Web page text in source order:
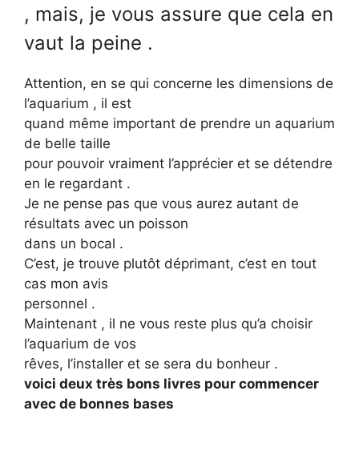
, mais, je vous assure que cela en
vaut la peine .
Attention, en se qui concerne les dimensions de
l’aquarium , il est
quand même important de prendre un aquarium
de belle taille
pour pouvoir vraiment l’apprécier et se détendre
en le regardant .
Je ne pense pas que vous aurez autant de
résultats avec un poisson
dans un bocal .
C’est, je trouve plutôt déprimant, c’est en tout
cas mon avis
personnel .
Maintenant , il ne vous reste plus qu’a choisir
l’aquarium de vos
rêves, l’installer et se sera du bonheur .
voici deux très bons livres pour commencer
avec de bonnes bases